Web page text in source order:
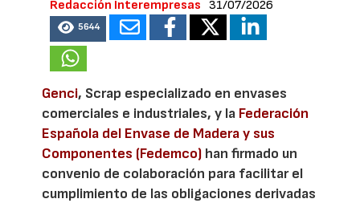
Redacción Interempresas 31/07/2026
5644
Genci, Scrap especializado en envases
comerciales e industriales, y la Federación
Española del Envase de Madera y sus
Componentes (Fedemco) han firmado un
convenio de colaboración para facilitar el
cumplimiento de las obligaciones derivadas